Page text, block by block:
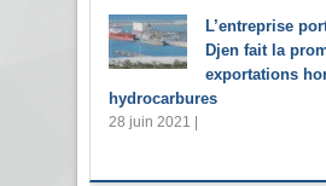
L’entreprise
Djen fait la
exportations
hydrocarbures
28 juin 2021 |